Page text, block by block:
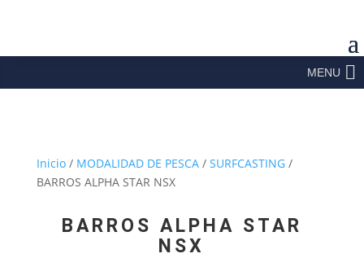
MENU
Inicio/ MODALIDAD DE PESCA/ SURFCASTING/
BARROS ALPHA STAR NSX
BARROS ALPHA STAR
NSX